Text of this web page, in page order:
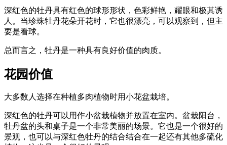
深红色的牡丹具有红色的球形形状，色彩鲜艳，耀眼和极其诱
人。当珍珠牡丹花朵开花时，它也很漂亮，可以观察到，但主
要是看球。
总而言之，牡丹是一种具有良好价值的肉质。
花园价值
大多数人选择在种植多肉植物时用小花盆栽培。
深红色的牡丹可以用作小盆栽植物并放置在室内。盆栽阳台，
牡丹盆的头和桌子是一个非常美丽的场景。它也是一个很好的
景观，也可以与深红色牡丹的结合结合在一起还有其他多硫化